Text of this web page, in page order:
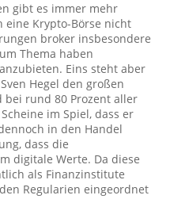
gibt es immer mehr
eine Krypto-Börse nicht
broker insbesondere
Thema haben
Eins steht aber
Hegel den großen
bei rund 80 Prozent aller
im Spiel, dass er
in den Handel
dass die
digitale Werte. Da diese
als Finanzinstitute
Regularien eingeordnet